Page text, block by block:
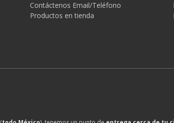
Contáctenos Email/Teléfono
Productos en tienda